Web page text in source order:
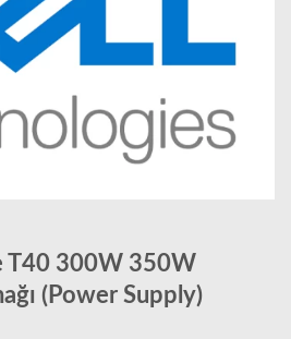
T40 300W 350W
(Power Supply)